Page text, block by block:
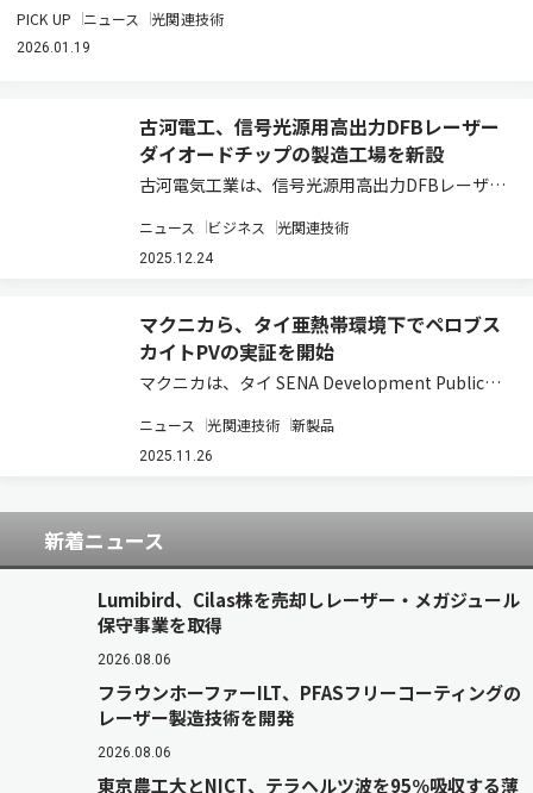
PICK UP ニュース 光関連技術
2026.01.19
古河電工、信号光源用高出力DFBレーザー
ダイオードチップの製造工場を新設
古河電気工業は、信号光源用高出力DFBレーザー
ンセミコンダクター岩手事業所内に新工場を設立
するとともに、タイ工場に一部生産ラインを導入
ニュース ビジネス 光関連技術
2025.12.24
マクニカら、タイ亜熱帯環境下でペロブス
カイトPVの実証を開始
マクニカは、タイ SENA Development Public
Energy Company Limitedと、ペロブスカイト太
陽電池（ペロブスカイトP…
ニュース 光関連技術 新製品
2025.11.26
新着ニュース
Lumibird、Cilas株を売却しレーザー・メガジュール
保守事業を取得
2026.08.06
フラウンホーファーILT、PFASフリーコーティングの
レーザー製造技術を開発
2026.08.06
東京農工大とNICT、テラヘルツ波を95％吸収する薄